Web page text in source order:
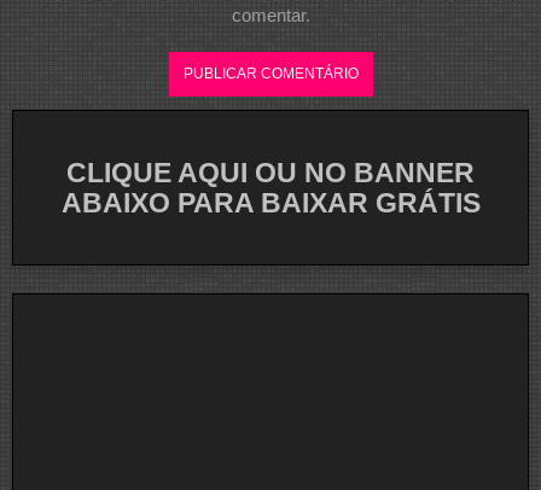
comentar.
CLIQUE AQUI OU NO BANNER
ABAIXO PARA BAIXAR GRÁTIS